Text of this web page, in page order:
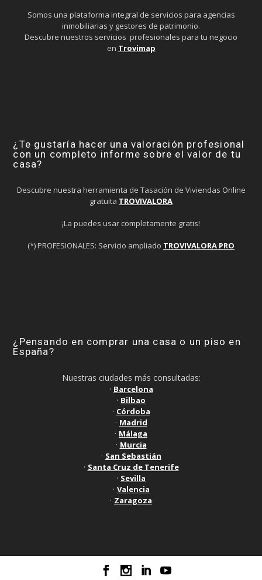
Somos una plataforma integral de servicios para agencias
inmobiliarias y gestores de patrimonio.
Descubre nuestros servicios profesionales para tu negocio
en Trovimap
¿Te gustaría hacer una valoración profesional
con un completo informe sobre el valor de tu
casa?
Descubre nuestra herramienta de Tasación de Viviendas Online
gratuita TROVIVALORA
¡La puedes usar completamente gratis!
(*) PROFESIONALES: Servicio ampliado TROVIVALORA PRO
¿Pensando en comprar una casa o un piso en
España?
Nuestras ciudades más consultadas:
· Barcelona
· Bilbao
· Córdoba
· Madrid
· Málaga
· Murcia
· San Sebastián
· Santa Cruz de Tenerife
· Sevilla
· Valencia
· Zaragoza